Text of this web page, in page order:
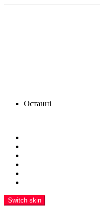
Останні
Switch skin